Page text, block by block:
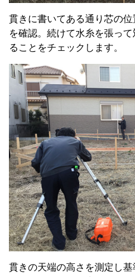
貫きに書いてある通り芯の
を確認。続けて水糸を張っ
ることをチェックします。
貫きの天端の高さを測定し